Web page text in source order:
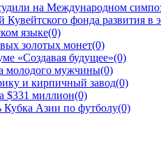
на Международном
фонда развития в
языке(0)
золотых монет(0)
«Создавая будущее»(0)
молодого мужчины(0)
и кирпичный завод(0)
$331 миллион(0)
Азии по футболу(0)